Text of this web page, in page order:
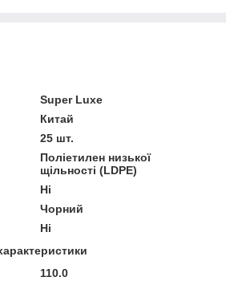
Super Luxe
Китай
25 шт.
Поліетилен низької
щільності (LDPE)
Ні
Чорний
Ні
110.0